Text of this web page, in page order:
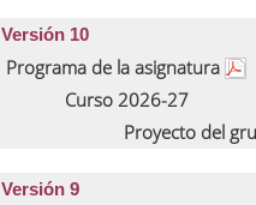
Versión 10
Programa de la asignatura
Curso 2026-27
Proyecto del
Versión 9